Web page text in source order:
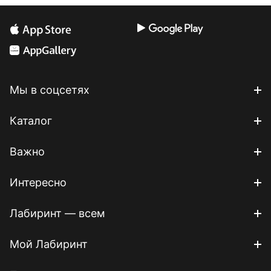
Мы в соцсетях
Каталог
Важно
Интересно
Лабиринт — всем
Мой Лабиринт